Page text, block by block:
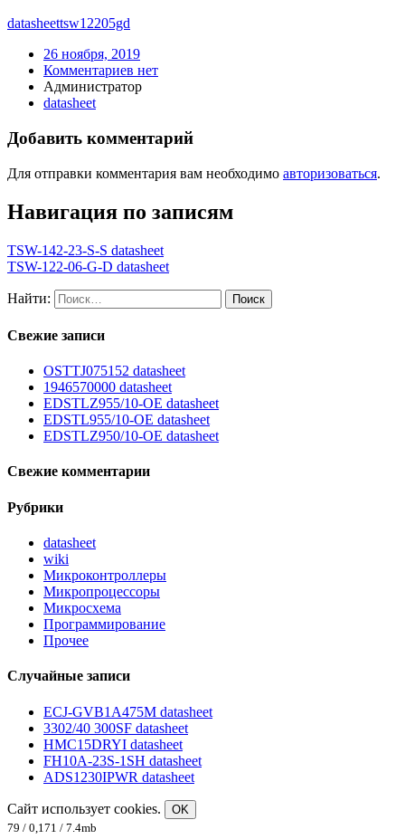
datasheettsw12205gd
26 ноября, 2019
Комментариев нет
Администратор
datasheet
Добавить комментарий
Для отправки комментария вам необходимо авторизоваться.
Навигация по записям
TSW-142-23-S-S datasheet
TSW-122-06-G-D datasheet
Найти:
Свежие записи
OSTTJ075152 datasheet
1946570000 datasheet
EDSTLZ955/10-OE datasheet
EDSTL955/10-OE datasheet
EDSTLZ950/10-OE datasheet
Свежие комментарии
Рубрики
datasheet
wiki
Микроконтроллеры
Микропроцессоры
Микросхема
Программирование
Прочее
Случайные записи
ECJ-GVB1A475M datasheet
3302/40 300SF datasheet
HMC15DRYI datasheet
FH10A-23S-1SH datasheet
ADS1230IPWR datasheet
Сайт использует cookies.
OK
79 / 0,171 / 7.4mb